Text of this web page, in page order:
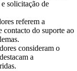
solicitação de
referem a
contacto do suporte ao
consideram o
a